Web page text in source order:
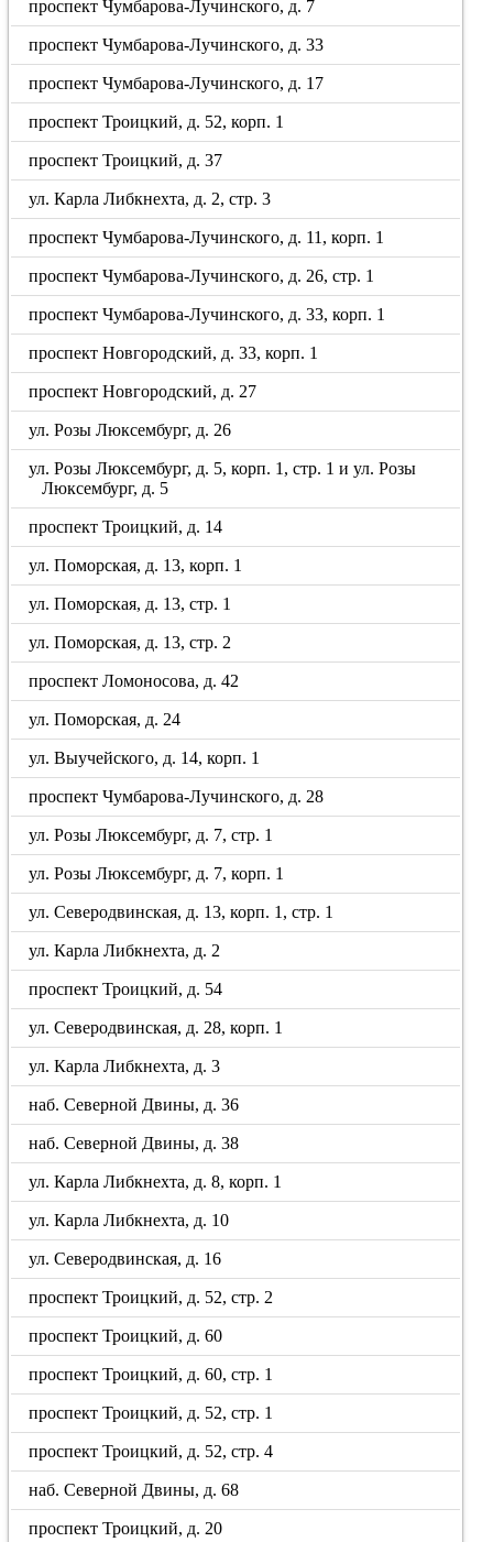
проспект Чумбарова-Лучинского, д. 7
проспект Чумбарова-Лучинского, д. 33
проспект Чумбарова-Лучинского, д. 17
проспект Троицкий, д. 52, корп. 1
проспект Троицкий, д. 37
ул. Карла Либкнехта, д. 2, стр. 3
проспект Чумбарова-Лучинского, д. 11, корп. 1
проспект Чумбарова-Лучинского, д. 26, стр. 1
проспект Чумбарова-Лучинского, д. 33, корп. 1
проспект Новгородский, д. 33, корп. 1
проспект Новгородский, д. 27
ул. Розы Люксембург, д. 26
ул. Розы Люксембург, д. 5, корп. 1, стр. 1 и ул. Розы
Люксембург, д. 5
проспект Троицкий, д. 14
ул. Поморская, д. 13, корп. 1
ул. Поморская, д. 13, стр. 1
ул. Поморская, д. 13, стр. 2
проспект Ломоносова, д. 42
ул. Поморская, д. 24
ул. Выучейского, д. 14, корп. 1
проспект Чумбарова-Лучинского, д. 28
ул. Розы Люксембург, д. 7, стр. 1
ул. Розы Люксембург, д. 7, корп. 1
ул. Северодвинская, д. 13, корп. 1, стр. 1
ул. Карла Либкнехта, д. 2
проспект Троицкий, д. 54
ул. Северодвинская, д. 28, корп. 1
ул. Карла Либкнехта, д. 3
наб. Северной Двины, д. 36
наб. Северной Двины, д. 38
ул. Карла Либкнехта, д. 8, корп. 1
ул. Карла Либкнехта, д. 10
ул. Северодвинская, д. 16
проспект Троицкий, д. 52, стр. 2
проспект Троицкий, д. 60
проспект Троицкий, д. 60, стр. 1
проспект Троицкий, д. 52, стр. 1
проспект Троицкий, д. 52, стр. 4
наб. Северной Двины, д. 68
проспект Троицкий, д. 20